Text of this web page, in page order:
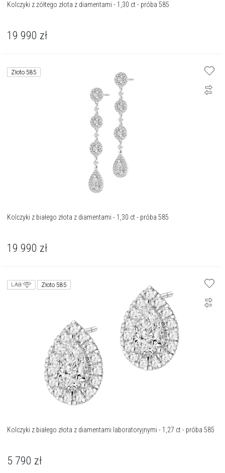
Kolczyki z żółtego złota z diamentami - 1,30 ct - próba 585
19 990 zł
Złoto 585
Kolczyki z białego złota z diamentami - 1,30 ct - próba 585
19 990 zł
Złoto 585
Kolczyki z białego złota z diamentami laboratoryjnymi - 1,27 ct - próba 585
5 790 zł